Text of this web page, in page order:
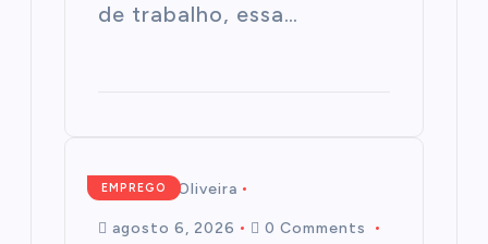
de trabalho, essa…
EMPREGO
Mairim de Oliveira
agosto 6, 2026 0 Comments